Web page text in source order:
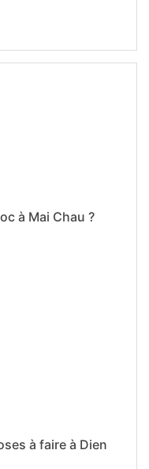
à Mai Chau ?
à faire à Dien